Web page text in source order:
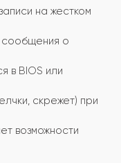
на жестком
сообщения о
в BIOS или
скрежет) при
возможности